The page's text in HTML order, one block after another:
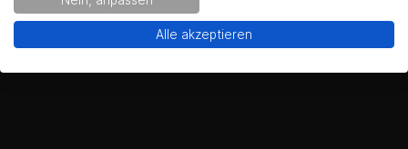
Hier findest du die häufigsten Fragen und die dazugehörigen
No thanks.
Alle akzeptieren